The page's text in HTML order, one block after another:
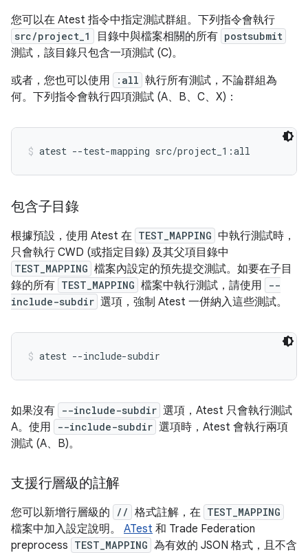
您可以在 Atest 指令中指定測試群組。下列指令會執行
src/project_1 目錄中與檔案相關的所有 postsubmit
測試，該目錄只包含一項測試 (C)。
或者，您也可以使用
:all 執行所有測試，不論群組為
何。下列指令會執行四項測試 (A、B、C、X)：
atest --test-mapping src/project_1:all
包含子目錄
根據預設，使用 Atest 在 TEST_MAPPING 中執行測試時，
只會執行 CWD (或指定目錄) 及其父項目錄中
TEST_MAPPING 檔案內設定的預先提交測試。如要在子目
錄的所有 TEST_MAPPING 檔案中執行測試，請使用
--
include-subdir 選項，強制 Atest 一併納入這些測試。
atest --include-subdir
如果沒有 --include-subdir 選項，Atest 只會執行測試
A。使用
--include-subdir 選項時，Atest 會執行兩項
測試 (A、B)。
支援行層級的註解
您可以新增行層級的 // 格式註解，在 TEST_MAPPING
檔案中加入設定說明。 ATest 和 Trade Federation
preprocess TEST_MAPPING 為有效的 JSON 格式，且不含